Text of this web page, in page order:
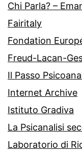
Chi Parla? –
Fairitaly
Fondation
Freud-Lacan-
Il Passo
Internet Archive
Istituto Gradiva
La Psicanalisi
Laboratorio di